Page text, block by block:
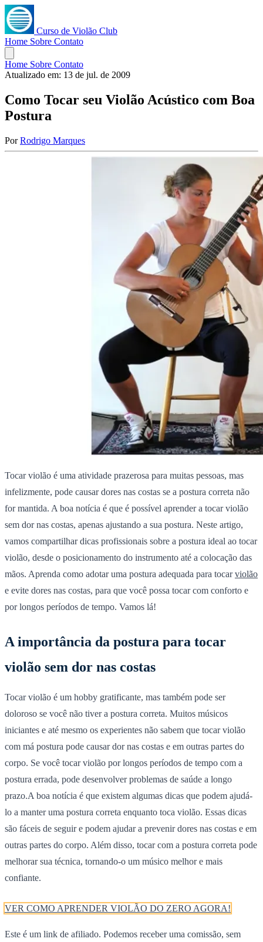
Curso de Violão Club
Home Sobre Contato
Home Sobre Contato
Atualizado em: 13 de jul. de 2009
Como Tocar seu Violão Acústico com Boa
Postura
Por Rodrigo Marques
Tocar violão é uma atividade prazerosa para muitas pessoas, mas
infelizmente, pode causar dores nas costas se a postura correta não
for mantida. A boa notícia é que é possível aprender a tocar violão
sem dor nas costas, apenas ajustando a sua postura. Neste artigo,
vamos compartilhar dicas profissionais sobre a postura ideal ao tocar
violão, desde o posicionamento do instrumento até a colocação das
mãos. Aprenda como adotar uma postura adequada para tocarviolão
e evite dores nas costas, para que você possa tocar com conforto e
por longos períodos de tempo. Vamos lá!
A importância da postura para tocar
violão sem dor nas costas
Tocar violão é um hobby gratificante, mas também pode ser
doloroso se você não tiver a postura correta. Muitos músicos
iniciantes e até mesmo os experientes não sabem que tocar violão
com má postura pode causar dor nas costas e em outras partes do
corpo. Se você tocar violão por longos períodos de tempo com a
postura errada, pode desenvolver problemas de saúde a longo
prazo.A boa notícia é que existem algumas dicas que podem ajudá-
lo a manter uma postura correta enquanto toca violão. Essas dicas
são fáceis de seguir e podem ajudar a prevenir dores nas costas e em
outras partes do corpo. Além disso, tocar com a postura correta pode
melhorar sua técnica, tornando-o um músico melhor e mais
confiante.
VER COMO APRENDER VIOLÃO DO ZERO AGORA!
Este é um link de afiliado. Podemos receber uma comissão, sem